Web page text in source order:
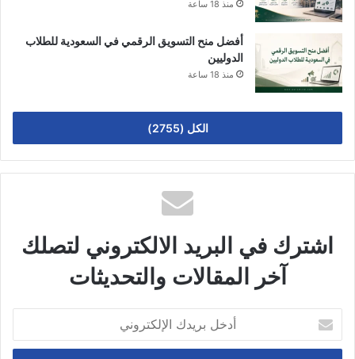
منذ 18 ساعة
أفضل منح التسويق الرقمي في السعودية للطلاب
الدوليين
منذ 18 ساعة
الكل (2755)
اشترك في البريد الالكتروني لتصلك
آخر المقالات والتحديثات
بريدك
الإلكتروني